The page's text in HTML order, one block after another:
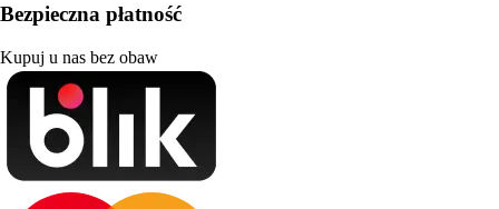
Bezpieczna płatność
Kupuj u nas bez obaw